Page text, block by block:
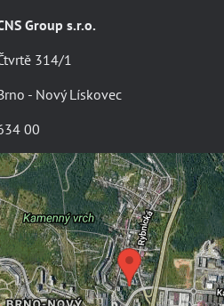
Group s.r.o.
314/1
- Nový Lískovec
00
Externí obsah je blokován
Volbami soukromí
Přejete si načíst externí obsah?